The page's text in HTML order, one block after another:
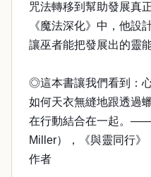
咒法轉移到幫助發展真
《魔法深化》中，他設
讓巫者能把發展出的靈
◎這本書讓我們看到：
如何天衣無縫地跟透過
在行動結合在一起。
Miller），《與靈同行》
作者